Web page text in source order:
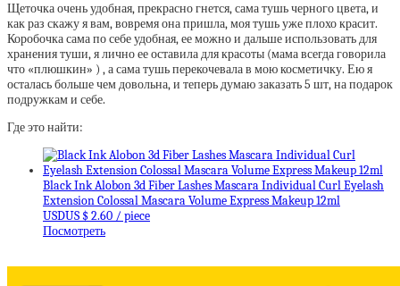
Щеточка очень удобная, прекрасно гнется, сама тушь черного цвета, и
как раз скажу я вам, вовремя она пришла, моя тушь уже плохо красит.
Коробочка сама по себе удобная, ее можно и дальше использовать для
хранения туши, я лично ее оставила для красоты (мама всегда говорила
что «плюшкин» ) , а сама тушь перекочевала в мою косметичку. Ею я
осталась больше чем довольна, и теперь думаю заказать 5 шт, на подарок
подружкам и себе.
Где это найти:
Black Ink Alobon 3d Fiber Lashes Mascara Individual Curl Eyelash
Extension Colossal Mascara Volume Express Makeup 12ml
USDUS $ 2.60 / piece
Посмотреть